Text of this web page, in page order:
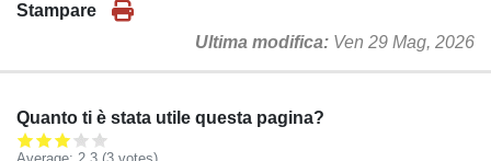
Stampare
Ultima modifica
Ven 29 Mag, 2026
Quanto ti è stata utile questa pagina?